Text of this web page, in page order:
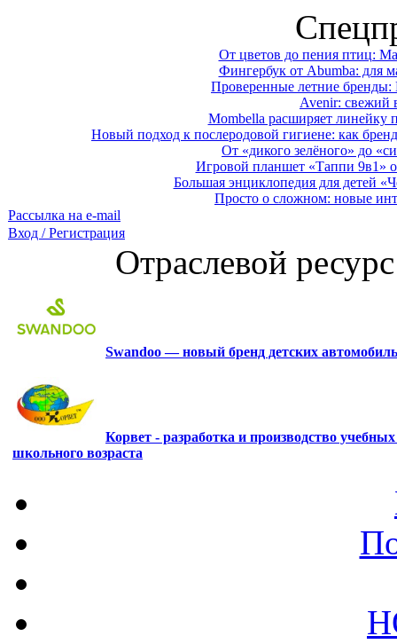
От цветов до пения птиц:
Фингербук от Abumba: для
Проверенные летние
Avenir: свежий
Mombella расширяет линейку
Новый подход к послеродовой гигиене: как
От «дикого зелёного» до
Игровой планшет «Таппи 9в1»
Большая энциклопедия для детей
Просто о сложном: новые
Рассылка на e-mail
Вход / Регистрация
Отраслевой
Swandoo — новый бренд детских
Корвет - разработка и производство
школьного возраста